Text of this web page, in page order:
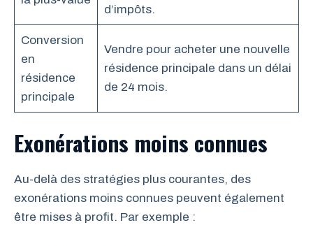
d’impôts.
Conversion
en
résidence
principale
Vendre pour acheter une nouvelle
résidence principale dans un délai
de 24 mois.
Exonérations moins connues
Au-delà des stratégies plus courantes, des
exonérations moins connues peuvent également
être mises à profit. Par exemple :